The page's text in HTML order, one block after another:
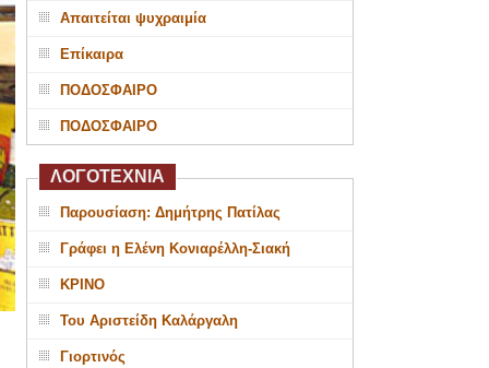
Απαιτείται ψυχραιμία
Επίκαιρα
ΠΟΔΟΣΦΑΙΡΟ
ΠΟΔΟΣΦΑΙΡΟ
ΛΟΓΟΤΕΧΝΙΑ
Παρουσίαση: Δημήτρης Πατίλας
Γράφει η Ελένη Κονιαρέλλη-Σιακή
ΚΡΙΝΟ
Του Αριστείδη Καλάργαλη
Γιορτινός